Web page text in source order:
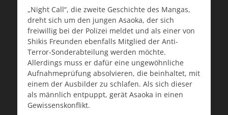
„Night Call“, die zweite Geschichte des Mangas,
dreht sich um den jungen Asaoka, der sich
freiwillig bei der Polizei meldet und als einer von
Shikis Freunden ebenfalls Mitglied der Anti-
Terror-Sonderabteilung werden möchte.
Allerdings muss er dafür eine ungewöhnliche
Aufnahmeprüfung absolvieren, die beinhaltet, mit
einem der Ausbilder zu schlafen. Als sich dieser
als männlich entpuppt, gerät Asaoka in einen
Gewissenskonflikt.